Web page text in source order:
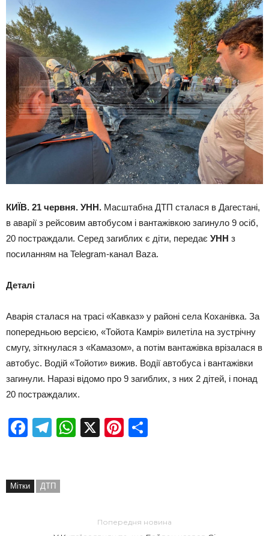
КИЇВ. 21 червня. УНН. Масштабна ДТП сталася в Дагестані,
в аварії з рейсовим автобусом і вантажівкою загинуло 9 осіб,
20 постраждали. Серед загиблих є діти, передає УНН з
посиланням на Telegram-канал Baza.
Деталі
Аварія сталася на трасі «Кавказ» у районі села Коханівка. За
попередньою версією, «Тойота Камрі» вилетіла на зустрічну
смугу, зіткнулася з «Камазом», а потім вантажівка врізалася в
автобус. Водій «Тойоти» вижив. Водії автобуса і вантажівки
загинули. Наразі відомо про 9 загиблих, з них 2 дітей, і понад
20 постраждалих.
Facebook
Telegram
WhatsApp
X Pinterest
Мітки ДТП
Попередня новина